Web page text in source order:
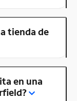
tienda de
en una